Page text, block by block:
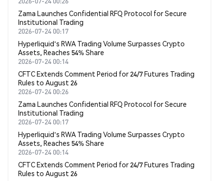
Zama Launches Confidential RFQ Protocol for Secure
Institutional Trading
2026-07-24 00:17
Hyperliquid's RWA Trading Volume Surpasses Crypto
Assets, Reaches 54% Share
2026-07-24 00:14
CFTC Extends Comment Period for 24/7 Futures Trading
Rules to August 26
2026-07-24 00:26
Zama Launches Confidential RFQ Protocol for Secure
Institutional Trading
2026-07-24 00:17
Hyperliquid's RWA Trading Volume Surpasses Crypto
Assets, Reaches 54% Share
2026-07-24 00:14
CFTC Extends Comment Period for 24/7 Futures Trading
Rules to August 26